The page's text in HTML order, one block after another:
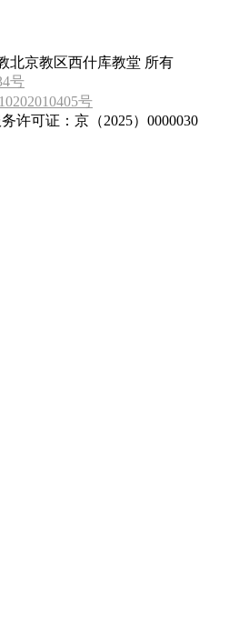
北京教区西什库教堂 所有
号
号
许可证：京（2025）0000030